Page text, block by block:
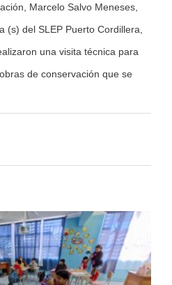
Marcelo Salvo Meneses,
(s) del SLEP Puerto Cordillera,
una visita técnica para
de conservación que se